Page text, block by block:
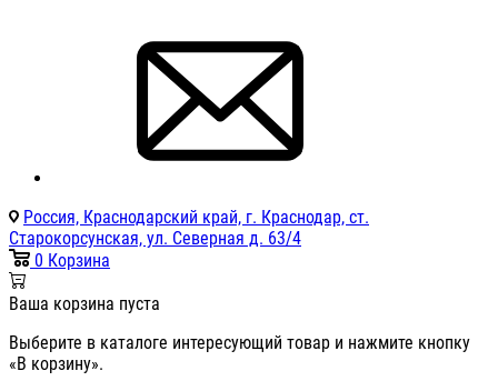
Россия, Краснодарский край, г. Краснодар, ст.
Старокорсунская, ул. Северная д. 63/4
0 Корзина
Ваша корзина пуста
Выберите в каталоге интересующий товар и нажмите кнопку
«В корзину».